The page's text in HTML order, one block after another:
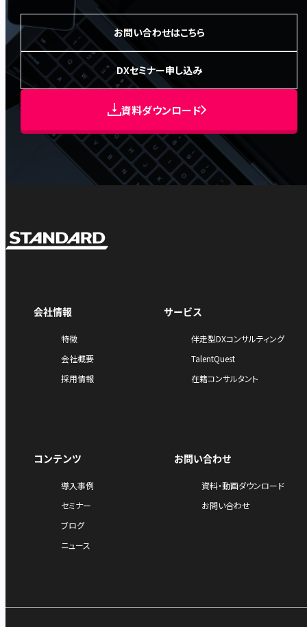
お問い合わせはこちら
DXセミナー申し込み
資料ダウンロード
会社情報
特徴
会社概要
採用情報
サービス
伴走型DXコンサルティング
TalentQuest
在籍コンサルタント
コンテンツ
導入事例
セミナー
ブログ
ニュース
お問い合わせ
資料・動画ダウンロード
お問い合わせ